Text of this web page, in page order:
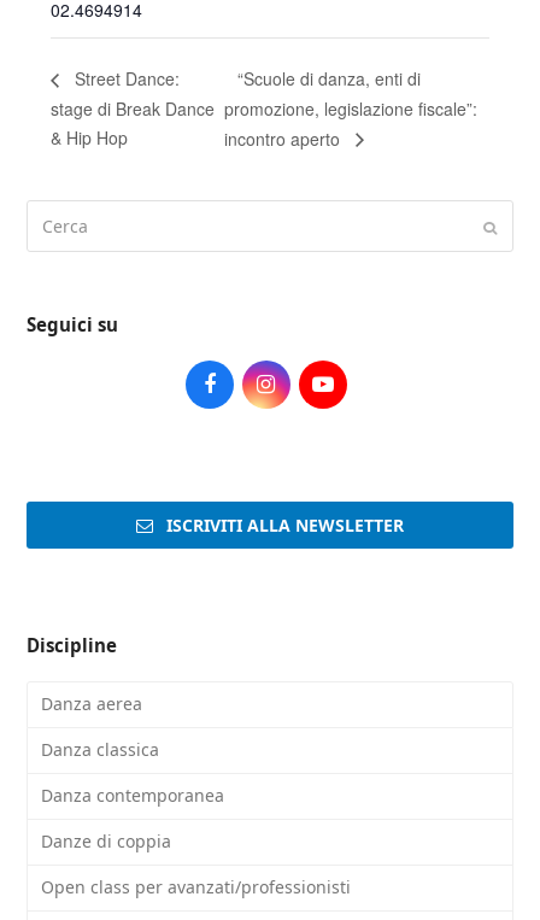
02.4694914
Street Dance:
stage di Break Dance
& Hip Hop
“Scuole di danza, enti di
promozione, legislazione fiscale”:
incontro aperto
Seguici su
FacebookInstagramYoutube
ISCRIVITI ALLA NEWSLETTER
Discipline
Danza aerea
Danza classica
Danza contemporanea
Danze di coppia
Open class per avanzati/professionisti